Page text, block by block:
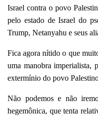
Israel contra o povo
pelo estado de Israel do
Trump, Netanyahu e seus
Fica agora nítido o que
uma manobra
extermínio do povo
Não podemos e não
hegemônica, que tenta